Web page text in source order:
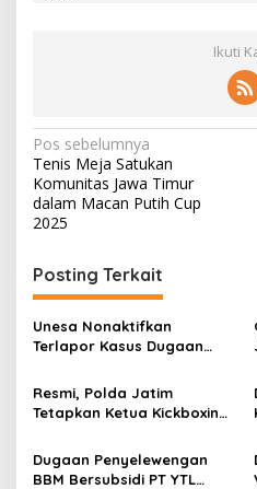
t
a
u
a
Ikuti
N
a
v
i
g
a
s
i
p
o
s
Pos sebelumnya
Tenis Meja Satukan
Komunitas Jawa Timur
dalam Macan Putih Cup
2025
Posting Terkait
Unesa Nonaktifkan
Terlapor Kasus Dugaan
Kegiatan Kampus demi
Kelancaran Penanganan
Resmi, Polda Jatim
Tetapkan Ketua Kickboxing
Dugaan Kekerasan Seksual
Dugaan Penyelewengan
BBM Bersubsidi PT YTL